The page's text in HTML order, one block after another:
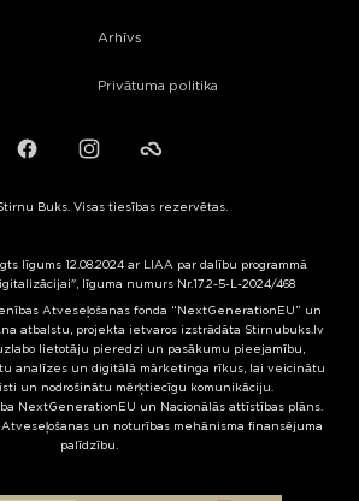
Arhīvs
Privātuma politika
FacebookInstagramFailiem.lv
Buks. Visas tiesības rezervētas.
līgums 12.08.2024 ar LIAA par dalību programmā
līguma numurs Nr.17.2-5-L-2024/468
Atveseļošanas fonda “NextGenerationEU” un
atbalstu, projekta ietvaros izstrādāta Stirnubuks.lv
lietotāju pieredzi un pasākumu pieejamību,
analīzes un digitālā mārketinga rīkus, lai veicinātu
un nodrošinātu mērķtiecīgu komunikāciju.
NextGenerationEU un Nacionālās attīstības plāns.
un noturības mehānisma finansējuma
palīdzību.